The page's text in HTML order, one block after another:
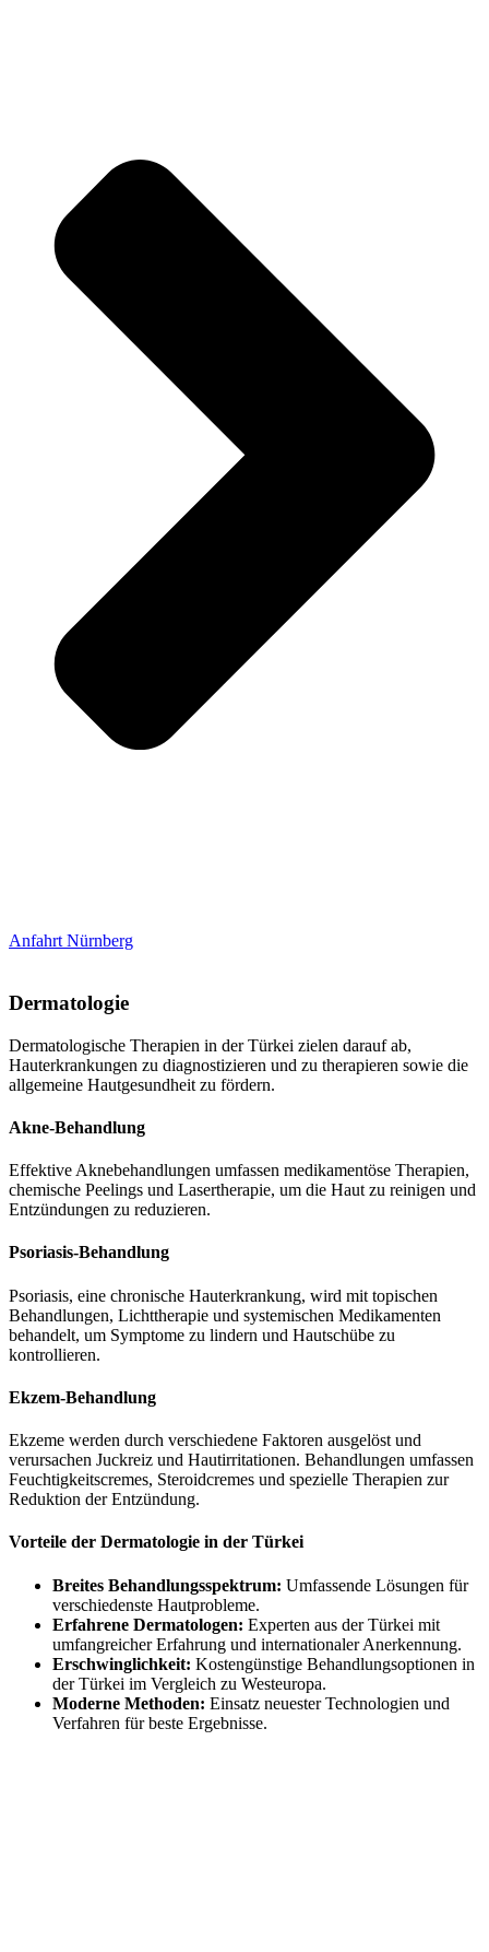
Anfahrt Nürnberg
Dermatologie
Dermatologische Therapien in der Türkei zielen darauf ab,
Hauterkrankungen zu diagnostizieren und zu therapieren sowie die
allgemeine Hautgesundheit zu fördern.
Akne-Behandlung
Effektive Aknebehandlungen umfassen medikamentöse Therapien,
chemische Peelings und Lasertherapie, um die Haut zu reinigen und
Entzündungen zu reduzieren.
Psoriasis-Behandlung
Psoriasis, eine chronische Hauterkrankung, wird mit topischen
Behandlungen, Lichttherapie und systemischen Medikamenten
behandelt, um Symptome zu lindern und Hautschübe zu
kontrollieren.
Ekzem-Behandlung
Ekzeme werden durch verschiedene Faktoren ausgelöst und
verursachen Juckreiz und Hautirritationen. Behandlungen umfassen
Feuchtigkeitscremes, Steroidcremes und spezielle Therapien zur
Reduktion der Entzündung.
Vorteile der Dermatologie in der Türkei
Breites Behandlungsspektrum: Umfassende Lösungen für
verschiedenste Hautprobleme.
Erfahrene Dermatologen: Experten aus der Türkei mit
umfangreicher Erfahrung und internationaler Anerkennung.
Erschwinglichkeit: Kostengünstige Behandlungsoptionen in
der Türkei im Vergleich zu Westeuropa.
Moderne Methoden: Einsatz neuester Technologien und
Verfahren für beste Ergebnisse.